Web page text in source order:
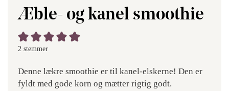
Æble- og kanel smoothie
2 stemmer
Denne lækre smoothie er til kanel-elskerne! Den er
fyldt med gode korn og mætter rigtig godt.